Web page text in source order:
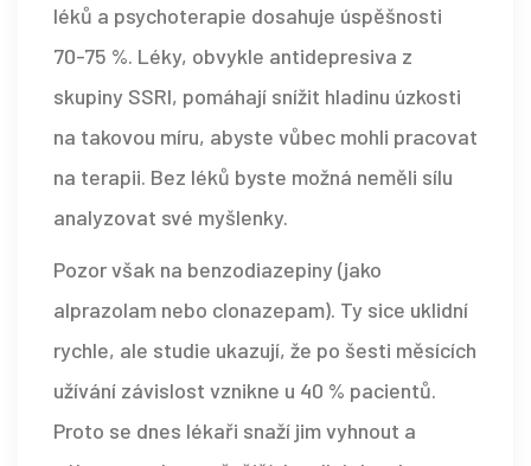
léků a psychoterapie dosahuje úspěšnosti
70-75 %. Léky, obvykle antidepresiva z
skupiny SSRI, pomáhají snížit hladinu úzkosti
na takovou míru, abyste vůbec mohli pracovat
na terapii. Bez léků byste možná neměli sílu
analyzovat své myšlenky.
Pozor však na benzodiazepiny (jako
alprazolam nebo clonazepam). Ty sice uklidní
rychle, ale studie ukazují, že po šesti měsících
užívání závislost vznikne u 40 % pacientů.
Proto se dnes lékaři snaží jim vyhnout a